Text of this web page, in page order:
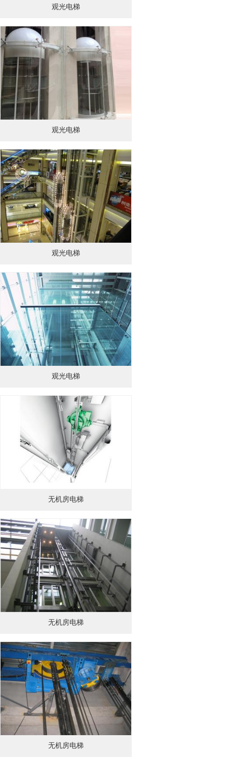
观光电梯
观光电梯
观光电梯
观光电梯
无机房电梯
无机房电梯
无机房电梯